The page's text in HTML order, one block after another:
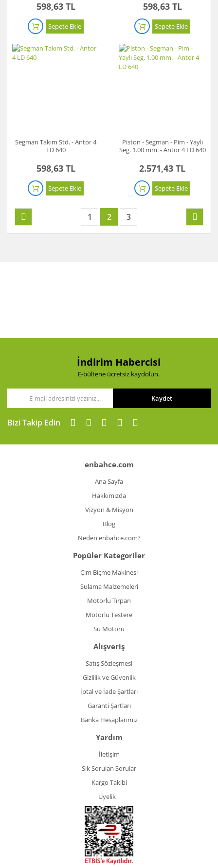
598,63 TL
Sepete Ekle
598,63 TL
Sepete Ekle
Segman Takım Std. - Antor 4
LD 640
598,63 TL
Sepete Ekle
Piston - Segman - Pim - Yaylı
Seg. 1.00 mm. - Antor 4 LD 640
2.571,43 TL
Sepete Ekle
1 2 3
İndirim Habercisi
E-bültene ücretsiz kaydolun.
Kaydet
Bizi Takip Edin
enbahce.com
Ana Sayfa
Hakkımızda
Vizyon & Misyon
Blog
Neden enbahce.com?
Popüler Kategoriler
Çim Biçme Makinesi
Sulama Malzemeleri
Motorlu Tırpan
Motorlu Testere
Su Motoru
Alışveriş
Satış Sözleşmesi
Gizlilik ve Güvenlik
İptal ve İade Şartları
Garanti Şartları
Banka Hesaplarımız
Yardım
İletişim
Sık Sorulan Sorular
Kargo Takibi
Üyelik